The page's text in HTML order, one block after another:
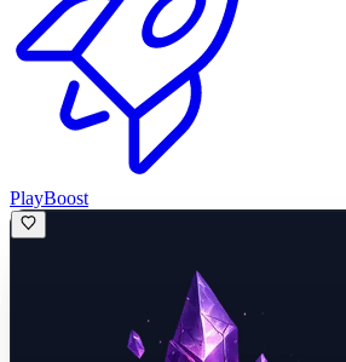
PlayBoost